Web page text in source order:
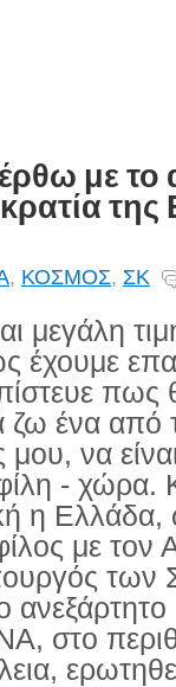
με
της
, ΚΟΣΜΟΣ, ΣΚ
μεγάλη
έχουμε
πως
ζω ένα από
μου, να
- χώρα.
η
με τον
των
στο